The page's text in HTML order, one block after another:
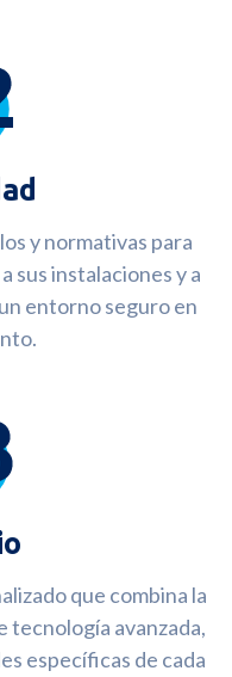
y normativas para
sus instalaciones y a
entorno seguro en
que combina la
tecnología avanzada,
específicas de cada